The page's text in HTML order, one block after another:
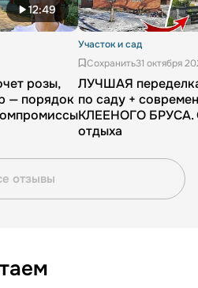
12:49
розы,
— порядок
Участок и сад
Сохранить31 октября
ЛУЧШАЯ
по саду +
КЛЕЕНОГО БРУСА.
отдыха
отзывы